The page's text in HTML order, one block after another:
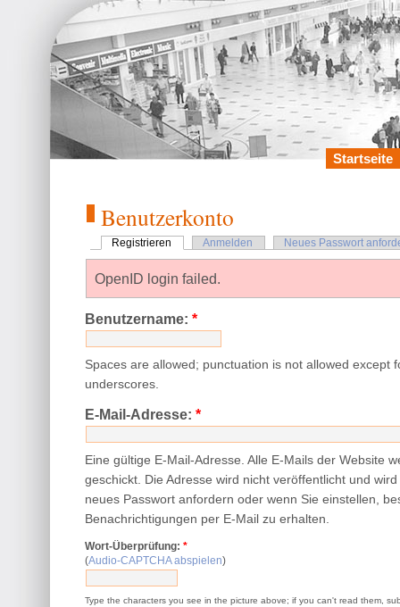
Startseite
Benutzerkonto
Registrieren Anmelden Neues Passwort
OpenID login failed.
Benutzername:*
Spaces are allowed; punctuation is not allowed except
underscores.
E-Mail-Adresse:*
Eine gültige E-Mail-Adresse. Alle E-Mails der Website
geschickt. Die Adresse wird nicht veröffentlicht und
neues Passwort anfordern oder wenn Sie einstellen,
Benachrichtigungen per E-Mail zu erhalten.
Wort-Überprüfung:*
(Audio-CAPTCHA abspielen)
Type the characters you see in the picture above; if you can't read them,